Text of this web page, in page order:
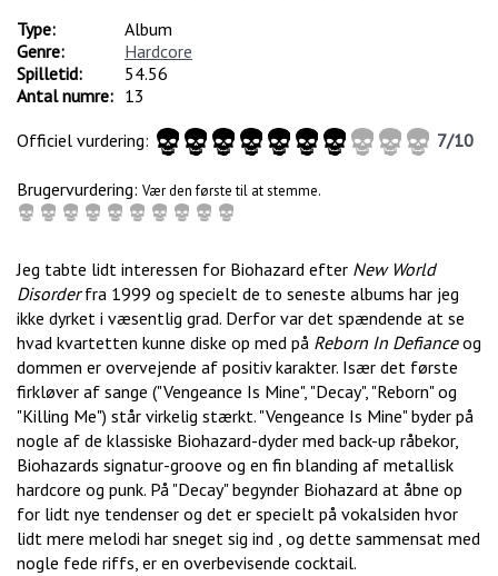
Type:
Album
Genre:
Hardcore
Spilletid:
54.56
Antal numre: 13
Officiel vurdering:
7/10
Brugervurdering: Vær den første til at stemme.
Jeg tabte lidt interessen for Biohazard efter New World
Disorderfra 1999 og specielt de to seneste albums har jeg
ikke dyrket i væsentlig grad. Derfor var det spændende at se
hvad kvartetten kunne diske op med på Reborn In Defianceog
dommen er overvejende af positiv karakter. Især det første
firkløver af sange ("Vengeance Is Mine", "Decay", "Reborn" og
"Killing Me") står virkelig stærkt. "Vengeance Is Mine" byder på
nogle af de klassiske Biohazard-dyder med back-up råbekor,
Biohazards signatur-groove og en fin blanding af metallisk
hardcore og punk. På "Decay" begynder Biohazard at åbne op
for lidt nye tendenser og det er specielt på vokalsiden hvor
lidt mere melodi har sneget sig ind , og dette sammensat med
nogle fede riffs, er en overbevisende cocktail.